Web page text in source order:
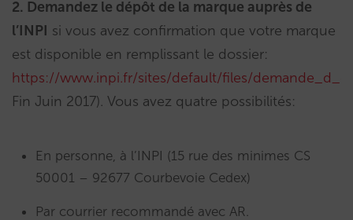
2. Demandez le dépôt de la marque auprès de
l’INPI si vous avez confirmation que votre marque
est disponible en remplissant le dossier:
https://www.inpi.fr/sites/default/files/
Fin Juin 2017). Vous avez quatre possibilités:
En personne, à l’INPI (15 rue des minimes CS
50001 – 92677 Courbevoie Cedex)
Par courrier recommandé avec AR.